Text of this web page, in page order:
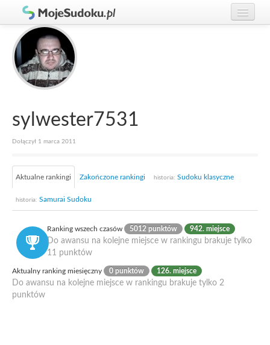
Graj w Sudoku!
Zasady Sudoku
Rankingi
Gracze
sylwester7531
Dołączył 1 marca 2011
Aktualne rankingi Zakończone rankingi historia: Sudoku klasyczne
historia: Samurai Sudoku
Ranking wszech czasów 5012 punktów 942. miejsce
Do awansu na kolejne miejsce w rankingu brakuje tylko
11 punktów
Aktualny ranking miesięczny 0 punktów 126. miejsce
Do awansu na kolejne miejsce w rankingu brakuje tylko 2
punktów